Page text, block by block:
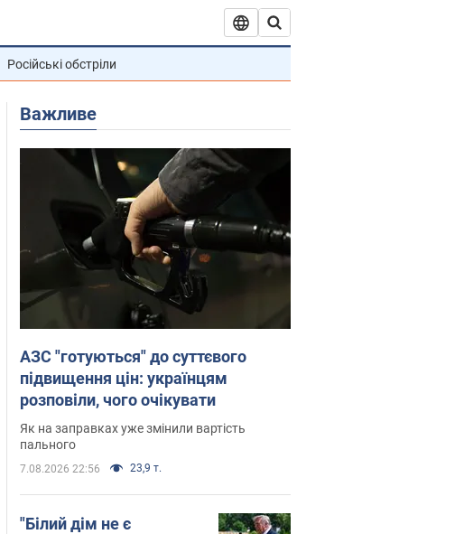
Російські обстріли
Важливе
АЗС "готуються" до суттєвого
підвищення цін: українцям
розповіли, чого очікувати
Як на заправках уже змінили вартість
пального
7.08.2026 22:56 23,9 т.
"Білий дім не є